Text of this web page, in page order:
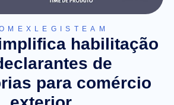
habilitação
de
para comércio